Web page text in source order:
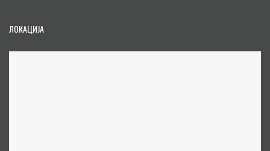
ЛОКАЦИЈА